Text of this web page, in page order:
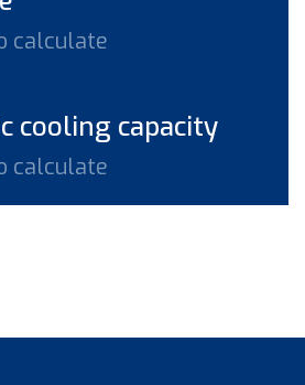
calculate
cooling capacity
calculate